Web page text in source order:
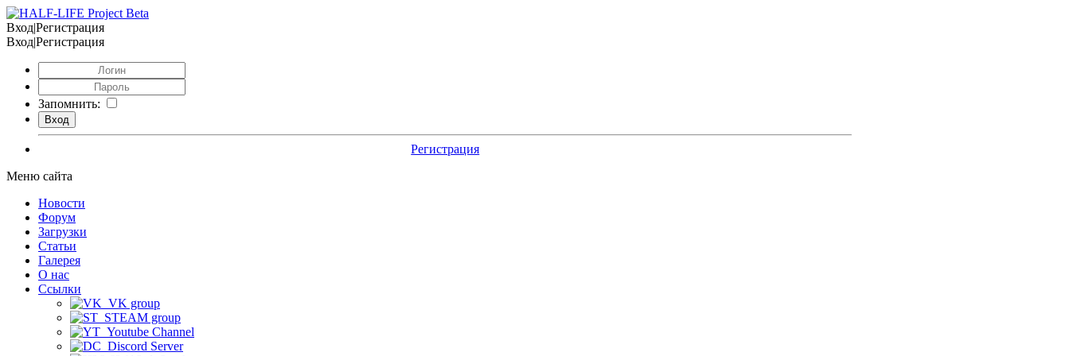
Вход|Регистрация
Вход|Регистрация
Запомнить:
Регистрация
Меню сайта
Новости
Форум
Загрузки
Статьи
Галерея
О нас
Ссылки
VK group
STEAM group
Youtube Channel
Discord Server